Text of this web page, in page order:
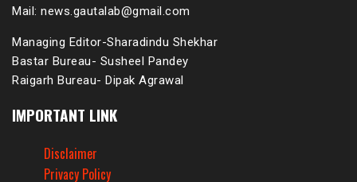
Mail: news.gautalab@gmail.com
Managing Editor-Sharadindu Shekhar
Bastar Bureau- Susheel Pandey
Raigarh Bureau- Dipak Agrawal
IMPORTANT LINK
Disclaimer
Privacy Policy